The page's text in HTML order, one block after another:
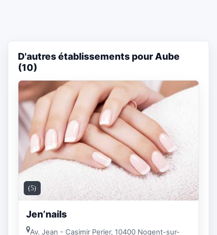
D'autres établissements pour Aube
(10)
(5)
Jen’nails
Av. Jean - Casimir Perier, 10400 Nogent-sur-